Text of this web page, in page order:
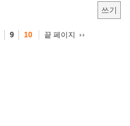
쓰기
9 10 끝 페이지